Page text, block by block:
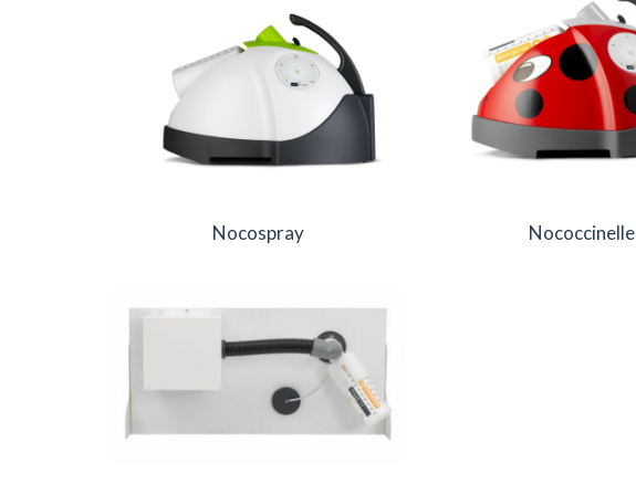
Nocospray Nococcinelle